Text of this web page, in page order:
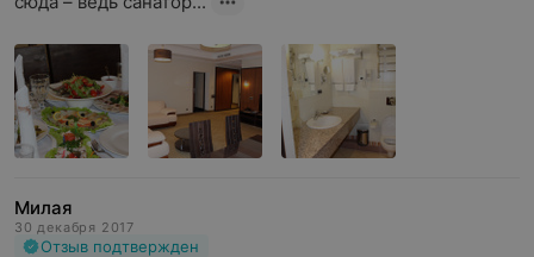
Милая
30 декабря 2017
Отзыв подтвержден